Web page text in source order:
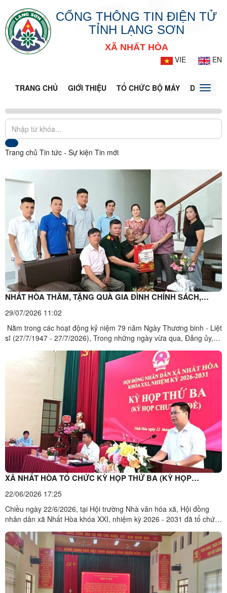
CỔNG THÔNG TIN ĐIỆN TỬ
TỈNH LẠNG SƠN
XÃ NHẤT HÒA
VIE
EN
TRANG CHỦ GIỚI THIỆU TỔ CHỨC BỘ MÁY DOANH
Toggle
Trang chủ Tin tức - Sự kiện Tin mới
NHẤT HÒA THĂM, TẶNG QUÀ GIA ĐÌNH CHÍNH SÁCH,
NGƯỜI CÓ CÔNG NHÂN DỊP KỶ NIỆM 79 NĂM NGÀY
THƯƠNG BINH - LIỆT SĨ
29/07/2026 11:02
Nằm trong các hoạt động kỷ niệm 79 năm Ngày Thương binh - Liệt
sĩ (27/7/1947 - 27/7/2026), Trong những ngày vừa qua, Đảng ủy,
các đoàn công tác đến thăm hỏi, tặng quà các gia đình chính sách,
người có công trên địa bàn.Tham gia các đoàn có ...
XÃ NHẤT HÒA TỔ CHỨC KỲ HỌP THỨ BA (KỲ HỌP
CHUYÊN ĐỀ) HĐND XÃ KHÓA XXI, NHIỆM KỲ 2026 - 2031
22/06/2026 17:25
Chiều ngày 22/6/2026, tại Hội trường Nhà văn hóa xã, Hội đồng
nhân dân xã Nhất Hòa khóa XXI, nhiệm kỳ 2026 - 2031 đã tổ chức
nội dung quan trọng thuộc thẩm quyền của HĐND xã liên quan đến
công tác sắp xếp, sáp nhập các thôn trên địa bàn ...